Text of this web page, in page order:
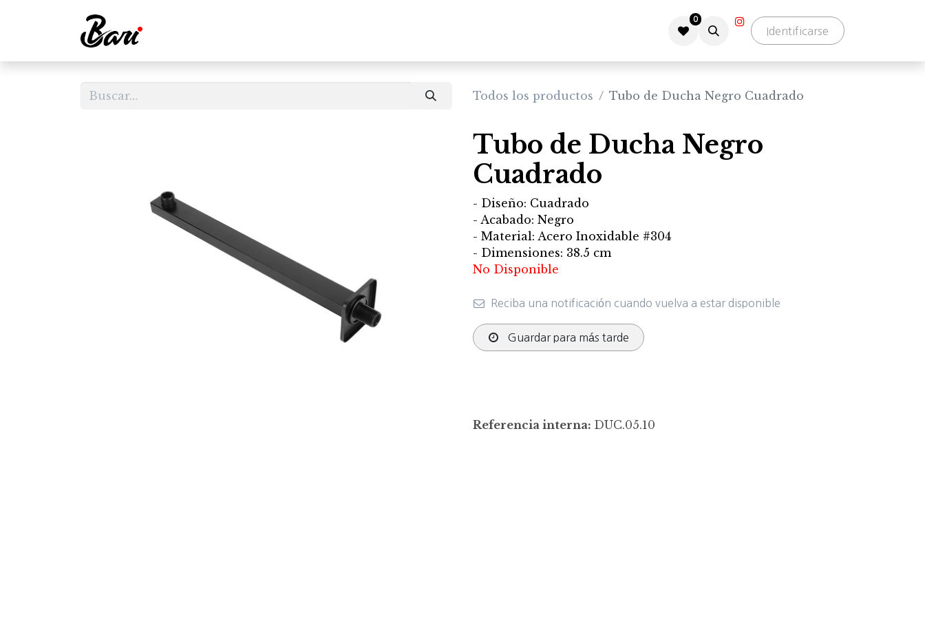
0
Identificarse
Todos los productos Tubo de Ducha Negro Cuadrado
Tubo de Ducha Negro
Cuadrado
- Diseño: Cuadrado
- Acabado: Negro
- Material: Acero Inoxidable #304
- Dimensiones: 38.5 cm
No Disponible
Reciba una notificación cuando vuelva a estar disponible
Guardar para más tarde
Referencia interna: DUC.05.10